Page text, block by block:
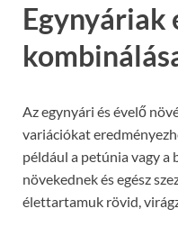
Egynyáriak
Az egynyári és évelő
variációkat
például a petúnia vagy a
növekednek és egész
élettartamuk rövid,